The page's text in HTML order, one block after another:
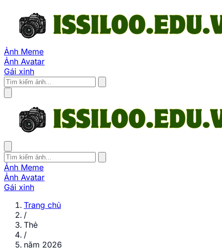
Ảnh Meme
Ảnh Avatar
Gái xinh
Ảnh Meme
Ảnh Avatar
Gái xinh
Trang chủ
/
Thẻ
/
năm 2026